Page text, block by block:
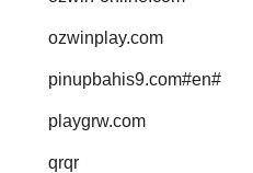
ozwinplay.com
pinupbahis9.com#en#
playgrw.com
qrqr